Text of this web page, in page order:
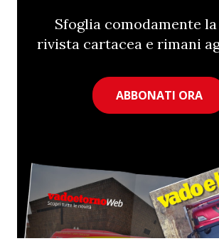
Sfoglia comodamente
rivista cartacea e rimani
ABBONATI ORA